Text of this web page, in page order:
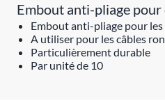
Embout anti-pliage
Embout anti-pliage pour
A utiliser pour les câbles
Particulièrement durable
Par unité de 10